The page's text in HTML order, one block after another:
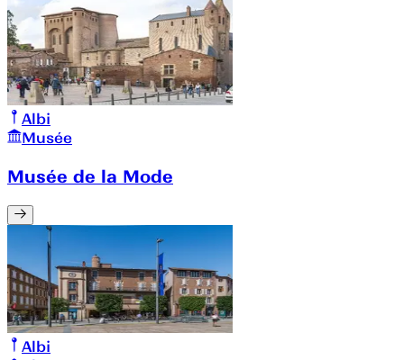
Albi
Musée
Musée de la Mode
Albi